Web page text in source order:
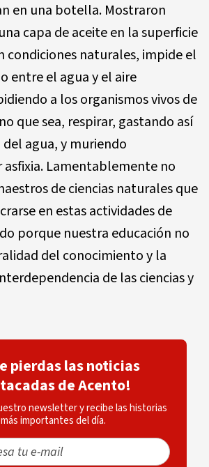
en una botella. Mostraron
capa de aceite en la superficie
condiciones naturales, impide el
entre el agua y el aire
a los organismos vivos de
que sea, respirar, gastando así
agua, y muriendo
Lamentablemente no
de ciencias naturales que
en estas actividades de
porque nuestra educación no
del conocimiento y la
de las ciencias y
pierdas las noticias
de Acento!
newsletter y recibe las historias
más importantes del día.